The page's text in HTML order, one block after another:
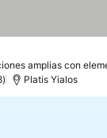
amplias con
Platis Yialos